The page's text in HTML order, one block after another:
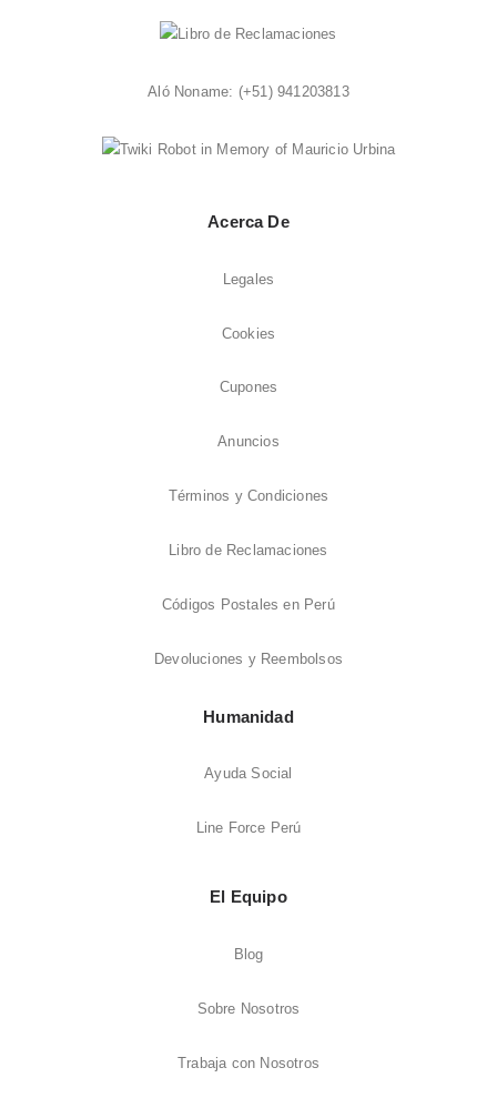
Aló Noname: (+51) 941203813
Acerca De
Legales
Cookies
Cupones
Anuncios
Términos y Condiciones
Libro de Reclamaciones
Códigos Postales en Perú
Devoluciones y Reembolsos
Humanidad
Ayuda Social
Line Force Perú
El Equipo
Blog
Sobre Nosotros
Trabaja con Nosotros